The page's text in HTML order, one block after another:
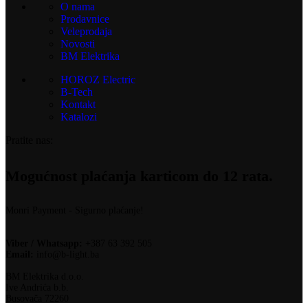
O nama
Prodavnice
Veleprodaja
Novosti
BM Elektrika
HOROZ Electric
B-Tech
Kontakt
Katalozi